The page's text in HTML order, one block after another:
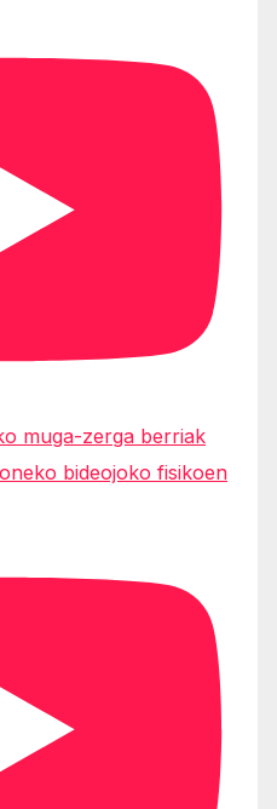
muga-zerga berriak
bideojoko fisikoen